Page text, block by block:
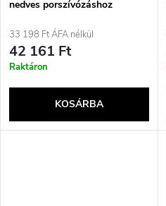
nedves porszívózáshoz
33 198 Ft ÁFA nélkül
42 161 Ft
Raktáron
KOSÁRBA